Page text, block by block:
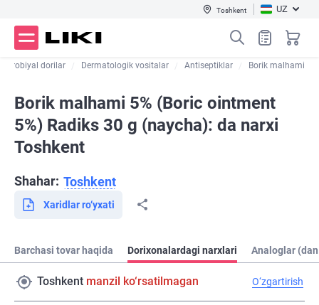
Toshkent UZ
dorilar Dermatologik vositalar Antiseptiklar Borik malhami
Borik malhami 5% (Boric ointment
5%) Radiks 30 g (naycha): da narxi
Toshkent
Shahar: Toshkent
Xaridlar ro‘yxati
Barchasi tovar haqida Dorixonalardagi narxlari Analoglar
Toshkent manzil ko‘rsatilmagan O‘zgartirish